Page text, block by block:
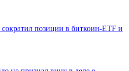
позиции в биткоин-ETF и